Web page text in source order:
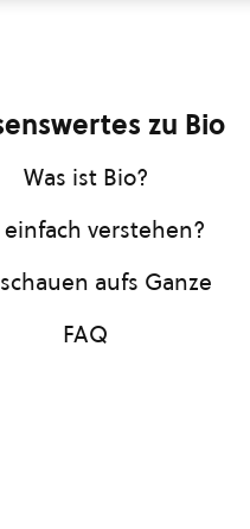
zu Bio
Was ist Bio?
einfach verstehen?
aufs Ganze
FAQ